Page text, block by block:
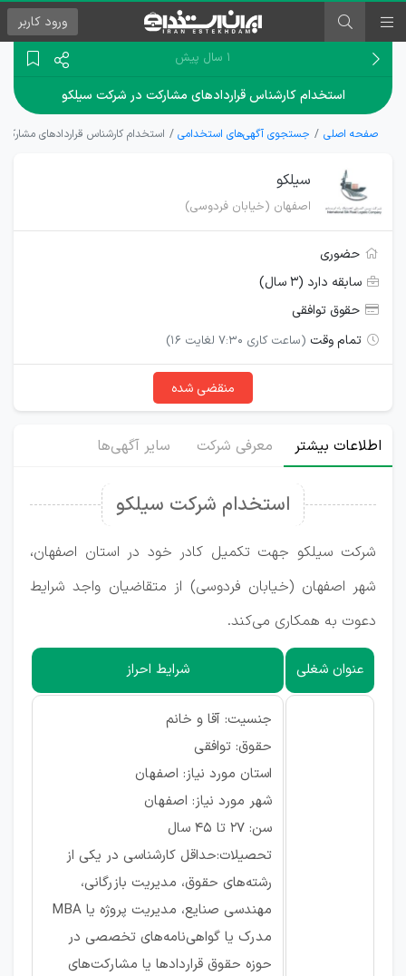
ورود کاربر
۱ سال پیش
استخدام کارشناس قراردادهای مشارکت در شرکت سیلکو
صفحه اصلی جستجوی آگهی‌های استخدامی استخدام کارشناس قراردادهای
سیلکو
اصفهان (خیابان فردوسی)
حضوری
سابقه دارد (۳ سال)
حقوق توافقی
تمام وقت (ساعت کاری 7:30 لغایت 16)
منقضی شده
اطلاعات بیشتر معرفی شرکت سایر آگهی‌ها
استخدام شرکت سیلکو
شرکت سیلکو جهت تکمیل کادر خود در استان اصفهان،
شهر اصفهان (خیابان فردوسی) از متقاضیان واجد شرایط
دعوت به همکاری می‌کند.
عنوان شغلی شرایط احراز
جنسیت: آقا و خانم
حقوق: توافقی
استان مورد نیاز: اصفهان
شهر مورد نیاز: اصفهان
سن: ۲۷ تا ۴۵ سال
تحصیلات:حداقل کارشناسی در یکی از
رشته‌های حقوق، مدیریت بازرگانی،
مهندسی صنایع، مدیریت پروژه یا MBA
مدرک یا گواهی‌نامه‌های تخصصی در
حوزه حقوق قراردادها یا مشارکت‌های